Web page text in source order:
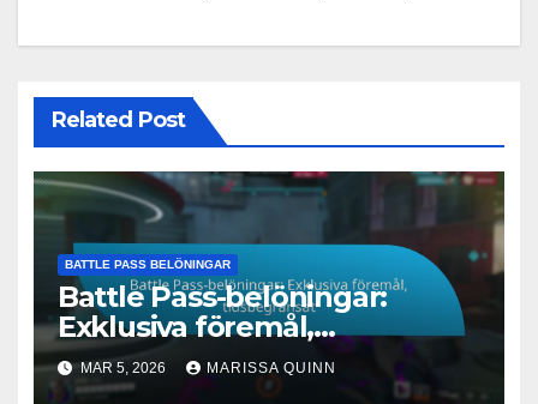
Related Post
BATTLE PASS BELÖNINGAR
Battle Pass-belöningar:
Exklusiva föremål,
tidsbegränsat
MAR 5, 2026 MARISSA QUINN